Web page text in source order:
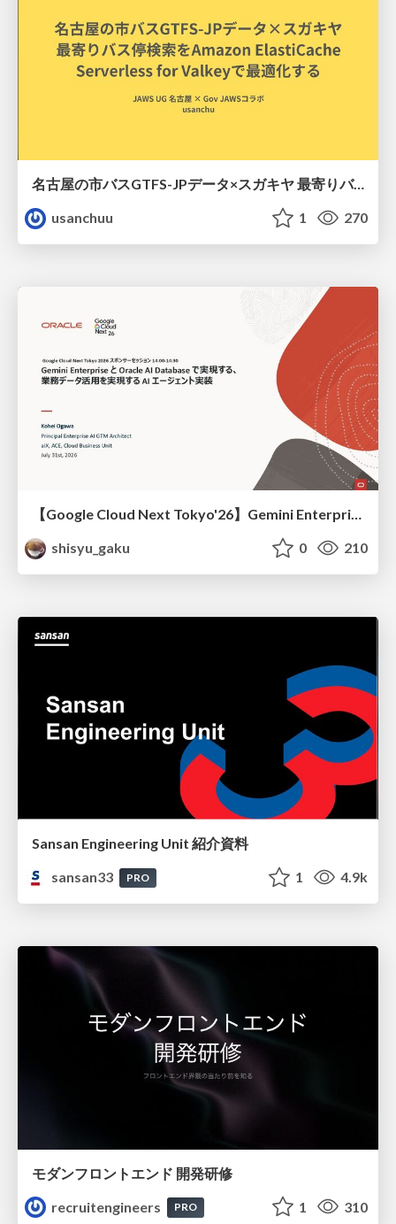
名古屋の市バスGTFS-JPデータ×スガキヤ 最寄りバス停検索をAmazon ElastiCache Serverless for Valkeyで最適化する
usanchuu
1 270
shisyu_gaku
0 210
Sansan Engineering Unit 紹介資料
sansan33
PRO 1 4.9k
モダンフロントエンド 開発研修
recruitengineers
PRO 1 310